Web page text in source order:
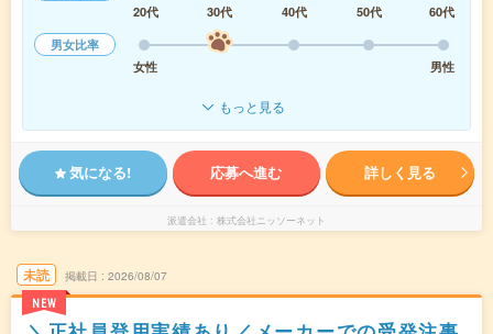
20代
30代 40代 50代
60代
男女比率
女性
男性
もっと見る
気になる! 応募へ進む 詳しく見る
派遣会社 株式会社ニッソーネット
未読
NEW
掲載日 2026/08/07